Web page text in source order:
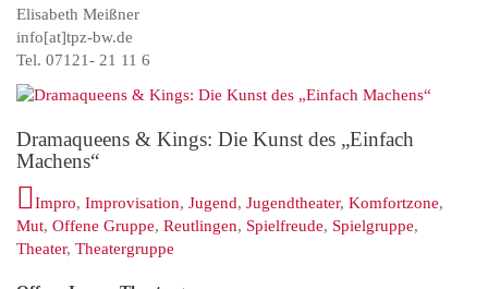
Elisabeth Meißner
info[at]tpz-bw.de
Tel. 07121- 21 11 6
Dramaqueens & Kings: Die Kunst des „Einfach
Machens“
Impro, Improvisation, Jugend, Jugendtheater, Komfortzone,
Mut, Offene Gruppe, Reutlingen, Spielfreude, Spielgruppe,
Theater, Theatergruppe